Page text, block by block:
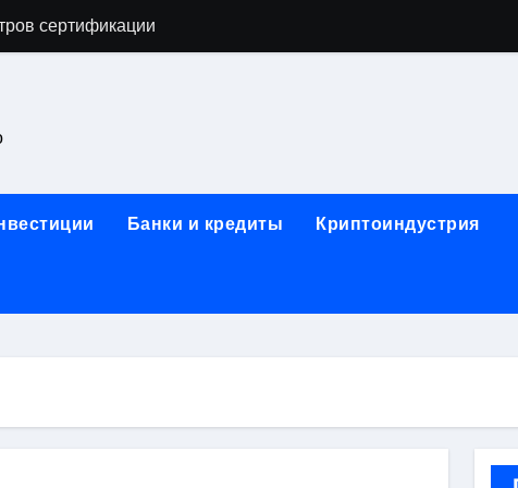
сертификации
и электрооборудование для ногтевого сервиса,
базальтового теплоизоляционного шнура разных
для освоения актуальных профессий онлайн
Банки и кредиты Криптоиндустрия